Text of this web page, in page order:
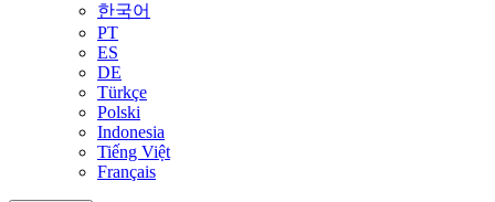
한국어
PT
ES
DE
Türkçe
Polski
Indonesia
Tiếng Việt
Français